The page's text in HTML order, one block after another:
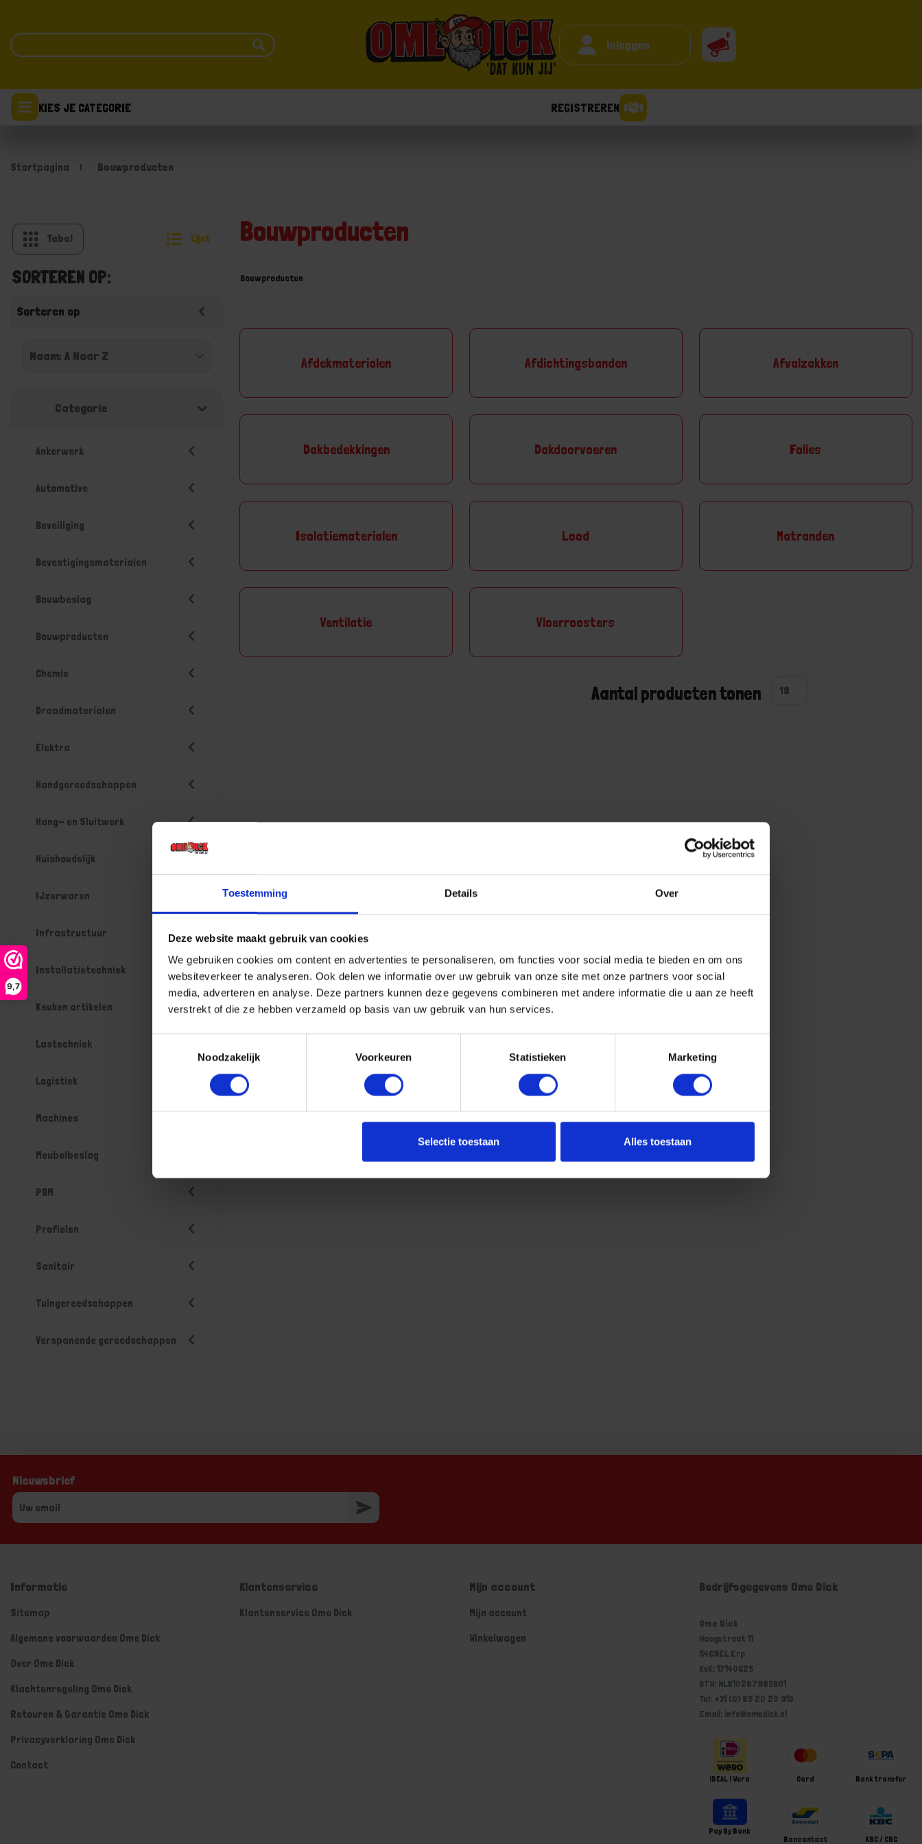
Toestemming Details Over
Deze website maakt gebruik van cookies
We gebruiken cookies om content en advertenties te personaliseren, om functies voor social media te bieden en om ons
websiteverkeer te analyseren. Ook delen we informatie over uw gebruik van onze site met onze partners voor social
media, adverteren en analyse. Deze partners kunnen deze gegevens combineren met andere informatie die u aan ze heeft
verstrekt of die ze hebben verzameld op basis van uw gebruik van hun services.
Noodzakelijk
Voorkeuren Statistieken Marketing
Selectie toestaan Alles toestaan
9,7
Inloggen
0
KIES JE CATEGORIE REGISTREREN
Startpagina Bouwproducten
Tabel Lijst
SORTEREN OP:
Sorteren op
Categorie
Ankerwerk
Automotive
Beveiliging
Bevestigingsmaterialen
Bouwbeslag
Bouwproducten
Chemie
Draadmaterialen
Elektra
Handgereedschappen
Hang- en Sluitwerk
Huishoudelijk
IJzerwaren
Infrastructuur
Installatietechniek
Keuken artikelen
Lastechniek
Logistiek
Machines
Meubelbeslag
PBM
Profielen
Sanitair
Tuingereedschappen
Verspanende gereedschappen
Bouwproducten
Bouwproducten
Afdekmaterialen Afdichtingsbanden Afvalzakken
Dakbedekkingen Dakdoorvoeren Folies
Isolatiematerialen Lood Matranden
Ventilatie Vloerroosters
Aantal producten tonen
Nieuwsbrief
Informatie
Sitemap
Algemene voorwaarden Ome Dick
Over Ome Dick
Klachtenregeling Ome Dick
Retouren & Garantie Ome Dick
Privacyverklaring Ome Dick
Contact
Klantenservice
Klantenservice Ome Dick
Mijn account
Mijn account
Winkelwagen
Bedrijfsgegevens Ome Dick
Ome Dick
Hoogstraat 11
5469EL Erp
KvK: 17140625
BTW: NL810287985B01
Tel: +31 (0) 85 20 20 913
Email: info@omedick.nl
iDEAL | Wero Card Bank transfer
Pay By Bank
Bancontact
KBC / CBC